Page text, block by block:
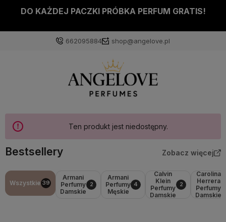
DO KAŻDEJ PACZKI PRÓBKA PERFUM GRATIS!
662095884 shop@angelove.pl
Ten produkt jest niedostępny.
Bestsellery Zobacz więcej
Wszystkie 39
Armani
Perfumy
Damskie
2
Armani
Perfumy
Męskie
4
Calvin
Klein
Perfumy
Damskie
2
Carolina
Herrera
Perfumy
Damskie